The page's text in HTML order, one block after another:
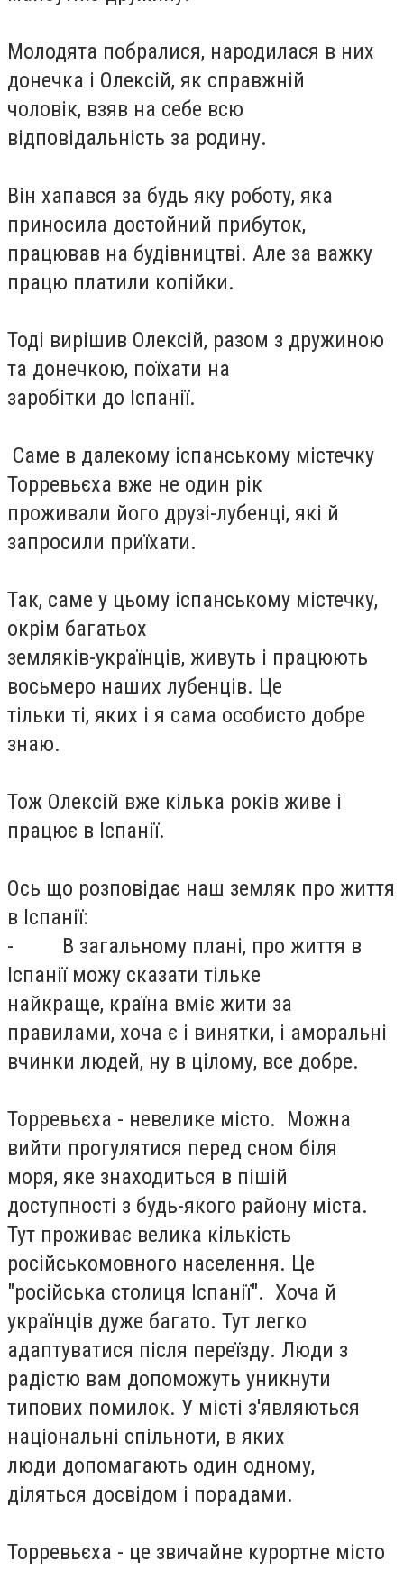
Молодята побралися, народилася в них
донечка і Олексій, як справжній
чоловік, взяв на себе всю
відповідальність за родину.
Він хапався за будь яку роботу, яка
приносила достойний прибуток,
працював на будівництві. Але за важку
працю платили копійки.
Тоді вирішив Олексій, разом з дружиною
та донечкою, поїхати на
заробітки до Іспанії.
Саме в далекому іспанському містечку
Торревьєха вже не один рік
проживали його друзі-лубенці, які й
запросили приїхати.
Так, саме у цьому іспанському містечку,
окрім багатьох
земляків-українців, живуть і працюють
восьмеро наших лубенців. Це
тільки ті, яких і я сама особисто добре
знаю.
Тож Олексій вже кілька років живе і
працює в Іспанії.
Ось що розповідає наш земляк про життя
в Іспанії:
- В загальному плані, про життя в
Іспанії можу сказати тільке
найкраще, країна вміє жити за
правилами, хоча є і винятки, і аморальні
вчинки людей, ну в цілому, все добре.
Торревьєха - невелике місто. Можна
вийти прогулятися перед сном біля
моря, яке знаходиться в пішій
доступності з будь-якого району міста.
Тут проживає велика кількість
російськомовного населення. Це
"російська столиця Іспанії". Хоча й
українців дуже багато. Тут легко
адаптуватися після переїзду. Люди з
радістю вам допоможуть уникнути
типових помилок. У місті з'являються
національні спільноти, в яких
люди допомагають один одному,
діляться досвідом і порадами.
Торревьєха - це звичайне курортне місто